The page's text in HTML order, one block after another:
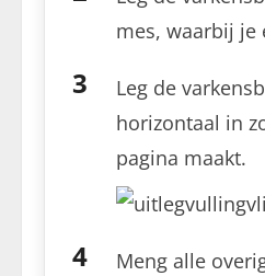
mes, waarbij je
Leg de
horizontaal in
pagina maakt.
Meng alle